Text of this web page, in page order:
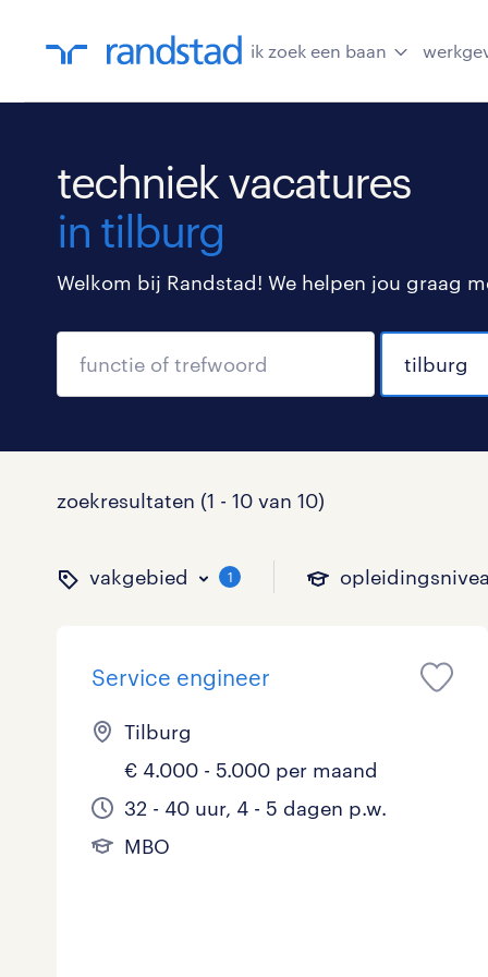
ik zoek een baan
techniek vacatures
in tilburg
Welkom bij Randstad! We helpen jou graag
zoekresultaten (1 - 10 van 10)
vakgebied 1
binnen welk vakgebied
Administratief
Callcenter / Contactcenter
op welk niveau zoek je
Basisonderwijs 0
HBO
hoeveel uren per week
0 - 8 uur 0
25 - 32 uur
welk soort
Detachering 0
Vast
Service engineer
Tilburg
€ 4.000 - 5.000 per maand
32 - 40 uur, 4 - 5 dagen p.w.
MBO